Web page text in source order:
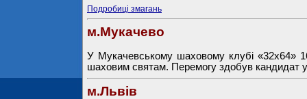
Подробиці змагань
м.Мукачево
У Мукачевському шаховому клубі «32х64»
шаховим святам. Перемогу здобув кандидат
м.Львів